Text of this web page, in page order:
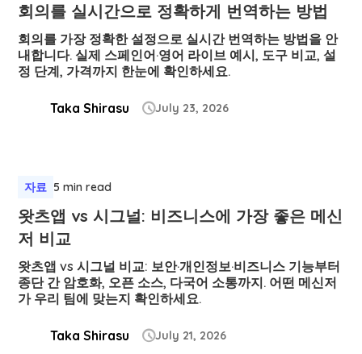
회의를 실시간으로 정확하게 번역하는 방법
회의를 가장 정확한 설정으로 실시간 번역하는 방법을 안
내합니다. 실제 스페인어·영어 라이브 예시, 도구 비교, 설
정 단계, 가격까지 한눈에 확인하세요.
Taka Shirasu July 23, 2026
자료 5 min read
왓츠앱 vs 시그널: 비즈니스에 가장 좋은 메신
저 비교
왓츠앱 vs 시그널 비교: 보안·개인정보·비즈니스 기능부터
종단 간 암호화, 오픈 소스, 다국어 소통까지. 어떤 메신저
가 우리 팀에 맞는지 확인하세요.
Taka Shirasu July 21, 2026